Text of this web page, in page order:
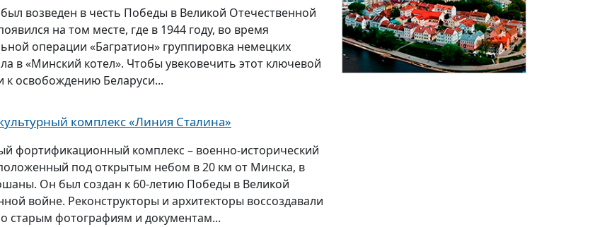
возведен в честь Победы в Великой Отечественной
на том месте, где в 1944 году, во время
операции «Багратион» группировка немецких
в «Минский котел». Чтобы увековечить этот ключевой
к освобождению Беларуси...
комплекс «Линия Сталина»
фортификационный комплекс – военно-исторический
под открытым небом в 20 км от Минска, в
Он был создан к 60-летию Победы в Великой
войне. Реконструкторы и архитекторы воссоздавали
старым фотографиям и документам...